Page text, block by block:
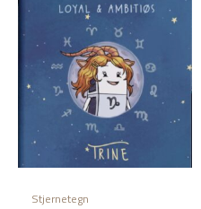
Stjernetegn